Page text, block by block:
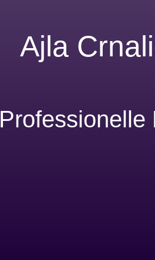
Ajla
Professionelle